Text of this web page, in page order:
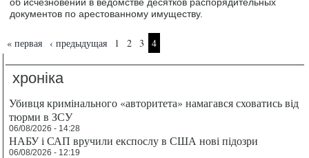
об исчезновении в ведомстве десятков распорядительных
документов по арестованному имуществу.
Страницы
« первая ‹ предыдущая 1 2 3 4
хроніка
Убивця кримінального «авторитета» намагався сховатись від
тюрми в ЗСУ
06/08/2026 - 14:28
НАБУ і САП вручили експослу в США нові підозри
06/08/2026 - 12:19